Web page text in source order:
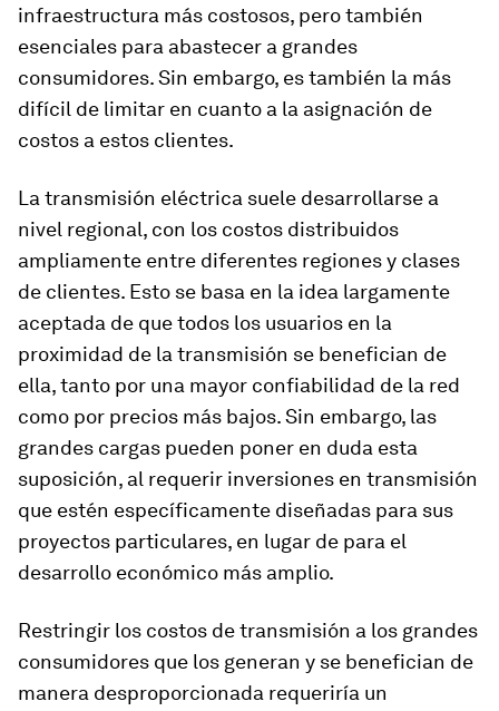
infraestructura más costosos, pero también
esenciales para abastecer a grandes
consumidores. Sin embargo, es también la más
difícil de limitar en cuanto a la asignación de
costos a estos clientes.
La transmisión eléctrica suele desarrollarse a
nivel regional, con los costos distribuidos
ampliamente entre diferentes regiones y clases
de clientes. Esto se basa en la idea largamente
aceptada de que todos los usuarios en la
proximidad de la transmisión se benefician de
ella, tanto por una mayor confiabilidad de la red
como por precios más bajos. Sin embargo, las
grandes cargas pueden poner en duda esta
suposición, al requerir inversiones en transmisión
que estén específicamente diseñadas para sus
proyectos particulares, en lugar de para el
desarrollo económico más amplio.
Restringir los costos de transmisión a los grandes
consumidores que los generan y se benefician de
manera desproporcionada requeriría un